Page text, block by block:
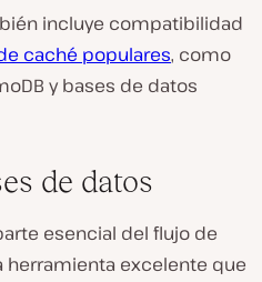
incluye compatibilidad
caché populares, como
y bases de datos
de datos
esencial del flujo de
herramienta excelente que